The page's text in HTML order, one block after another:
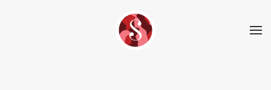
Skip to main content